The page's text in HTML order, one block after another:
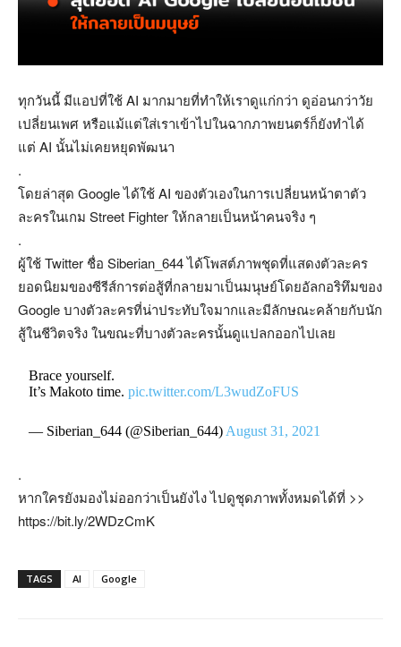
ทุกวันนี้ มีแอปที่ใช้ AI มากมายที่ทำให้เราดูแก่กว่า ดูอ่อนกว่าวัย
เปลี่ยนเพศ หรือแม้แต่ใส่เราเข้าไปในฉากภาพยนตร์ก็ยังทำได้
แต่ AI นั้นไม่เคยหยุดพัฒนา
.
โดยล่าสุด Google ได้ใช้ AI ของตัวเองในการเปลี่ยนหน้าตาตัว
ละครในเกม Street Fighter ให้กลายเป็นหน้าคนจริง ๆ
.
ผู้ใช้ Twitter ชื่อ Siberian_644 ได้โพสต์ภาพชุดที่แสดงตัวละคร
ยอดนิยมของซีรีส์การต่อสู้ที่กลายมาเป็นมนุษย์โดยอัลกอริทึมของ
Google บางตัวละครที่น่าประทับใจมากและมีลักษณะคล้ายกับนัก
สู้ในชีวิตจริง ในขณะที่บางตัวละครนั้นดูแปลกออกไปเลย
Brace yourself.
It’s Makoto time.pic.twitter.com/L3wudZoFUS
— Siberian_644 (@Siberian_644) August 31, 2021
.
หากใครยังมองไม่ออกว่าเป็นยังไง ไปดูชุดภาพทั้งหมดได้ที่ >>
https://bit.ly/2WDzCmK
TAGS AI Google